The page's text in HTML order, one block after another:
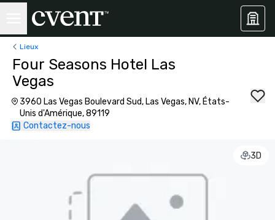
Lieux
Four Seasons Hotel Las
Vegas
3960 Las Vegas Boulevard Sud, Las Vegas, NV, États-
Unis d'Amérique, 89119
Contactez-nous
3D